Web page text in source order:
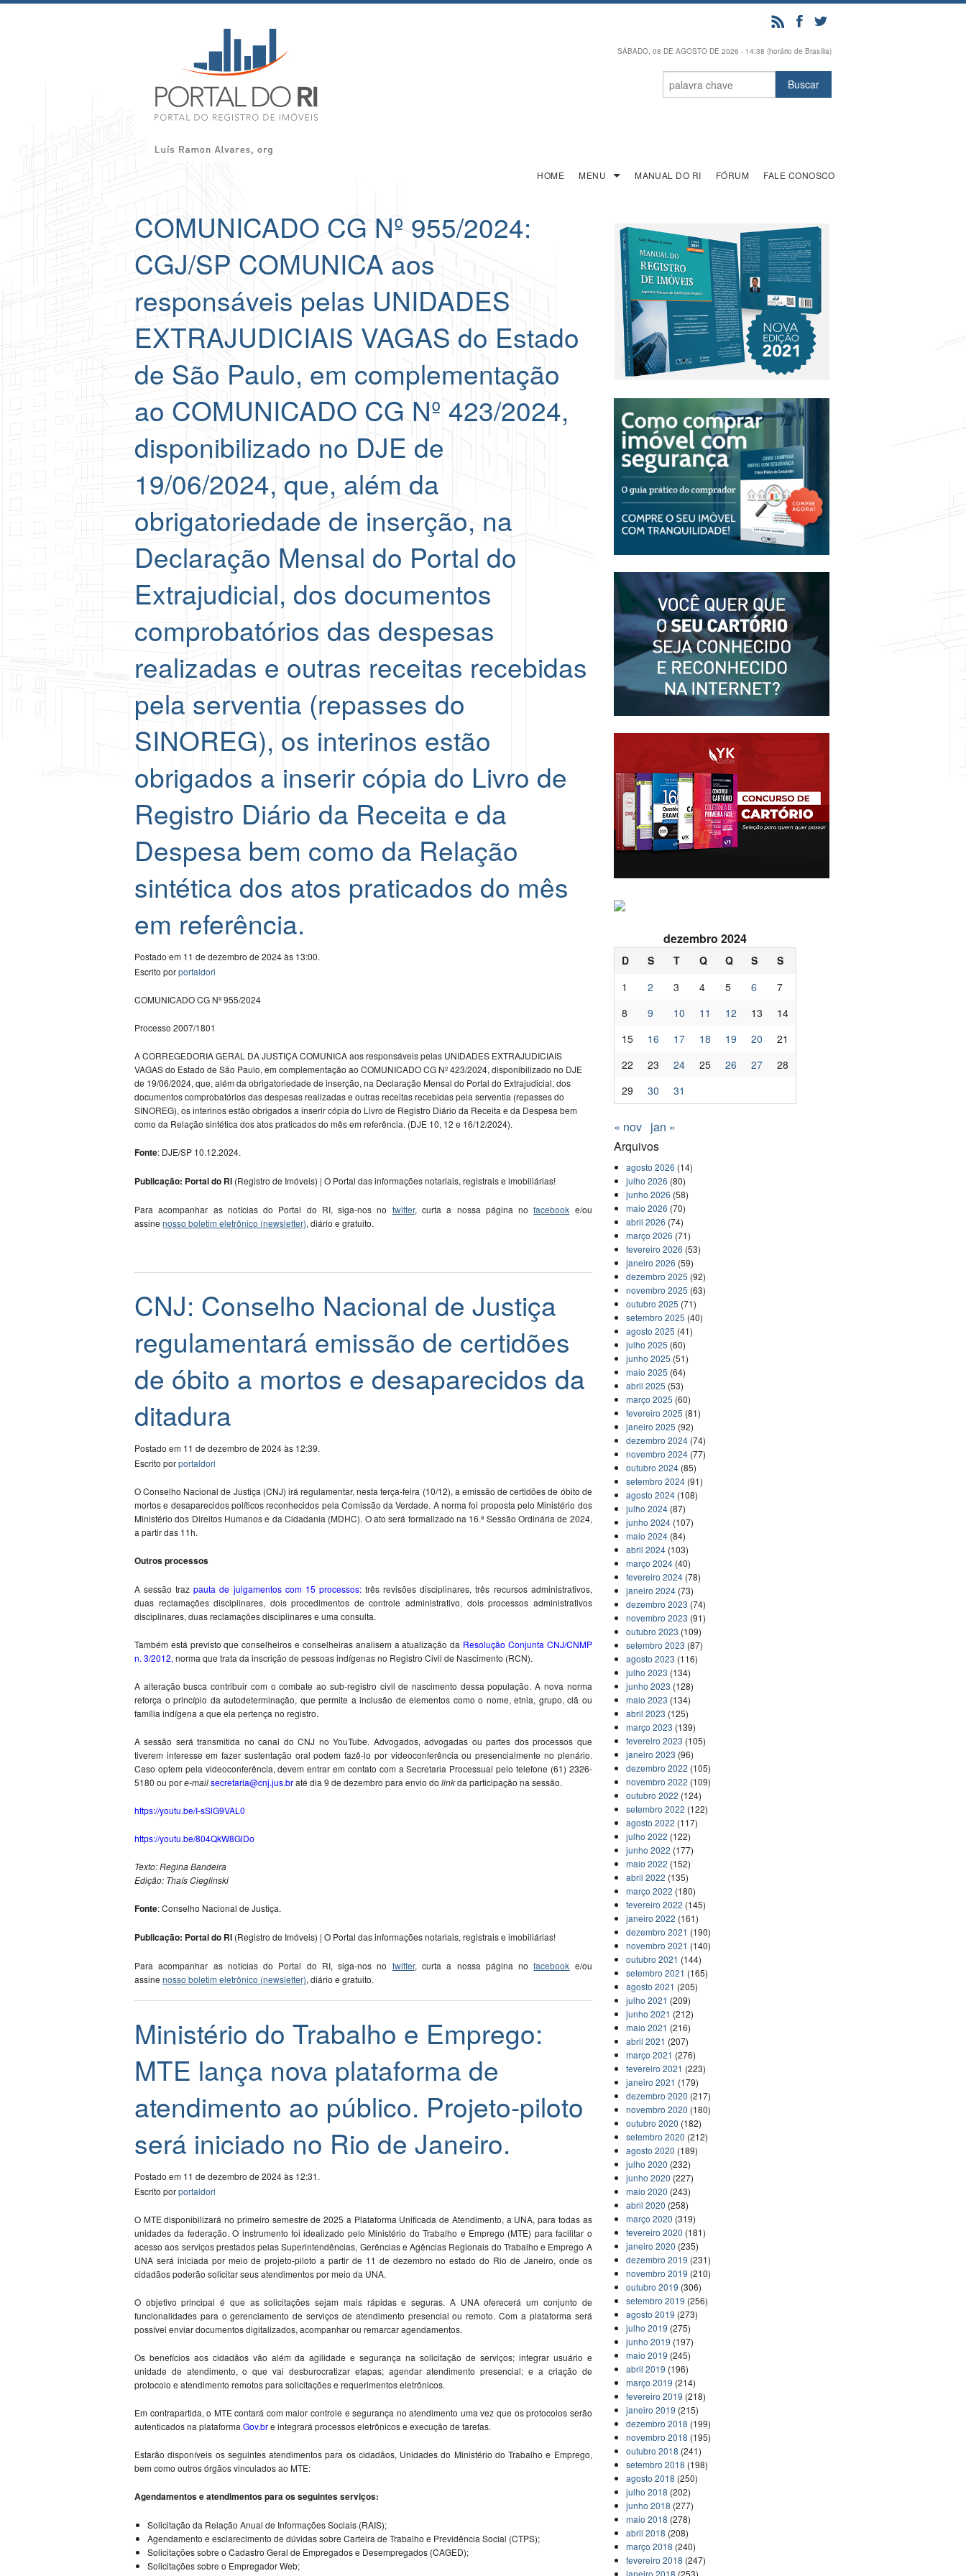
SÁBADO, 08 DE AGOSTO DE 2026 - 14:38 (horário de Brasília)
HOME MENU MANUAL DO RI FÓRUM FALE CONOSCO
COMUNICADO CG Nº 955/2024:
CGJ/SP COMUNICA aos
responsáveis pelas UNIDADES
EXTRAJUDICIAIS VAGAS do Estado
de São Paulo, em complementação
ao COMUNICADO CG Nº 423/2024,
disponibilizado no DJE de
19/06/2024, que, além da
obrigatoriedade de inserção, na
Declaração Mensal do Portal do
Extrajudicial, dos documentos
comprobatórios das despesas
realizadas e outras receitas recebidas
pela serventia (repasses do
SINOREG), os interinos estão
obrigados a inserir cópia do Livro de
Registro Diário da Receita e da
Despesa bem como da Relação
sintética dos atos praticados do mês
em referência.
Postado em 11 de dezembro de 2024 às 13:00.
Escrito porportaldori
COMUNICADO CG Nº 955/2024
Processo 2007/1801
A CORREGEDORIA GERAL DA JUSTIÇA COMUNICA aos responsáveis pelas UNIDADES EXTRAJUDICIAIS
VAGAS do Estado de São Paulo, em complementação ao COMUNICADO CG Nº 423/2024, disponibilizado no DJE
de 19/06/2024, que, além da obrigatoriedade de inserção, na Declaração Mensal do Portal do Extrajudicial, dos
documentos comprobatórios das despesas realizadas e outras receitas recebidas pela serventia (repasses do
SINOREG), os interinos estão obrigados a inserir cópia do Livro de Registro Diário da Receita e da Despesa bem
como da Relação sintética dos atos praticados do mês em referência. (DJE 10, 12 e 16/12/2024).
Fonte: DJE/SP 10.12.2024.
Publicação: Portal do RI (Registro de Imóveis) | O Portal das informações notariais, registrais e imobiliárias!
Para acompanhar as notícias do Portal do RI, siga-nos no twitter, curta a nossa página nofacebook e/ou
assine nosso boletim eletrônico (newsletter), diário e gratuito.
CNJ: Conselho Nacional de Justiça
regulamentará emissão de certidões
de óbito a mortos e desaparecidos da
ditadura
Postado em 11 de dezembro de 2024 às 12:39.
Escrito porportaldori
O Conselho Nacional de Justiça (CNJ) irá regulamentar, nesta terça-feira (10/12), a emissão de certidões de óbito de
mortos e desaparecidos políticos reconhecidos pela Comissão da Verdade. A norma foi proposta pelo Ministério dos
Ministério dos Direitos Humanos e da Cidadania (MDHC). O ato será formalizado na 16.ª Sessão Ordinária de 2024,
a partir das 11h.
Outros processos
A sessão trazpauta de julgamentos com 15 processos:três revisões disciplinares, três recursos administrativos,
duas reclamações disciplinares, dois procedimentos de controle administrativo, dois processos administrativos
disciplinares, duas reclamações disciplinares e uma consulta.
Também está previsto que conselheiros e conselheiras analisem a atualização da Resolução Conjunta CNJ/CNMP
n. 3/2012, norma que trata da inscrição de pessoas indígenas no Registro Civil de Nascimento (RCN).
A alteração busca contribuir com o combate ao sub-registro civil de nascimento dessa população. A nova norma
reforça o princípio da autodeterminação, que permite a inclusão de elementos como o nome, etnia, grupo, clã ou
família indígena a que ela pertença no registro.
A sessão será transmitida no canal do CNJ no YouTube. Advogados, advogadas ou partes dos processos que
tiverem interesse em fazer sustentação oral podem fazê-lo por videoconferência ou presencialmente no plenário.
Caso optem pela videoconferência, devem entrar em contato com a Secretaria Processual pelo telefone (61) 2326-
5180 ou pore-mailsecretaria@cnj.jus.braté dia 9 de dezembro para envio do linkda participação na sessão.
https://youtu.be/I-sSlG9VAL0
https://youtu.be/804QkW8GlDo
Texto: Regina Bandeira
Edição: Thaís Cieglinski
Fonte: Conselho Nacional de Justiça.
Publicação: Portal do RI (Registro de Imóveis) | O Portal das informações notariais, registrais e imobiliárias!
Para acompanhar as notícias do Portal do RI, siga-nos no twitter, curta a nossa página nofacebook e/ou
assine nosso boletim eletrônico (newsletter), diário e gratuito.
Ministério do Trabalho e Emprego:
MTE lança nova plataforma de
atendimento ao público. Projeto-piloto
será iniciado no Rio de Janeiro.
Postado em 11 de dezembro de 2024 às 12:31.
Escrito porportaldori
O MTE disponibilizará no primeiro semestre de 2025 a Plataforma Unificada de Atendimento, a UNA, para todas as
unidades da federação. O instrumento foi idealizado pelo Ministério do Trabalho e Emprego (MTE) para facilitar o
acesso aos serviços prestados pelas Superintendências, Gerências e Agências Regionais do Trabalho e Emprego A
UNA será iniciada por meio de projeto-piloto a partir de 11 de dezembro no estado do Rio de Janeiro, onde os
cidadãos poderão solicitar seus atendimentos por meio da UNA.
O objetivo principal é que as solicitações sejam mais rápidas e seguras. A UNA oferecerá um conjunto de
funcionalidades para o gerenciamento de serviços de atendimento presencial ou remoto. Com a plataforma será
possível enviar documentos digitalizados, acompanhar ou remarcar agendamentos.
Os benefícios aos cidadãos vão além da agilidade e segurança na solicitação de serviços; integrar usuário e
unidade de atendimento, o que vai desburocratizar etapas; agendar atendimento presencial; e a criação de
protocolo e atendimento remotos para solicitações e requerimentos eletrônicos.
Em contrapartida, o MTE contará com maior controle e segurança no atendimento uma vez que os protocolos serão
autenticados na plataforma Gov.bre integrará processos eletrônicos e execução de tarefas.
Estarão disponíveis os seguintes atendimentos para os cidadãos, Unidades do Ministério do Trabalho e Emprego,
bem como outros órgãos vinculados ao MTE:
Agendamentos e atendimentos para os seguintes serviços:
Solicitação da Relação Anual de Informações Sociais (RAIS);
Agendamento e esclarecimento de dúvidas sobre Carteira de Trabalho e Previdência Social (CTPS);
Solicitações sobre o Cadastro Geral de Empregados e Desempregados (CAGED);
Solicitações sobre o Empregador Web;
dezembro 2024
D S T Q Q S
S
1
2 3 4 5 6
7
8
9 10 11 12 13
14
15
16 17 18 19 20
21
22
23 24 25 26 27
28
29
30 31
« nov jan »
Arquivos
agosto 2026 (14)
julho 2026 (80)
junho 2026 (58)
maio 2026 (70)
abril 2026 (74)
março 2026 (71)
fevereiro 2026 (53)
janeiro 2026 (59)
dezembro 2025 (92)
novembro 2025 (63)
outubro 2025 (71)
setembro 2025 (40)
agosto 2025 (41)
julho 2025 (60)
junho 2025 (51)
maio 2025 (64)
abril 2025 (53)
março 2025 (60)
fevereiro 2025 (81)
janeiro 2025 (92)
dezembro 2024 (74)
novembro 2024 (77)
outubro 2024 (85)
setembro 2024 (91)
agosto 2024 (108)
julho 2024 (87)
junho 2024 (107)
maio 2024 (84)
abril 2024 (103)
março 2024 (40)
fevereiro 2024 (78)
janeiro 2024 (73)
dezembro 2023 (74)
novembro 2023 (91)
outubro 2023 (109)
setembro 2023 (87)
agosto 2023 (116)
julho 2023 (134)
junho 2023 (128)
maio 2023 (134)
abril 2023 (125)
março 2023 (139)
fevereiro 2023 (105)
janeiro 2023 (96)
dezembro 2022 (105)
novembro 2022 (109)
outubro 2022 (124)
setembro 2022 (122)
agosto 2022 (117)
julho 2022 (122)
junho 2022 (177)
maio 2022 (152)
abril 2022 (135)
março 2022 (180)
fevereiro 2022 (145)
janeiro 2022 (161)
dezembro 2021 (190)
novembro 2021 (140)
outubro 2021 (144)
setembro 2021 (165)
agosto 2021 (205)
julho 2021 (209)
junho 2021 (212)
maio 2021 (216)
abril 2021 (207)
março 2021 (276)
fevereiro 2021 (223)
janeiro 2021 (179)
dezembro 2020 (217)
novembro 2020 (180)
outubro 2020 (182)
setembro 2020 (212)
agosto 2020 (189)
julho 2020 (232)
junho 2020 (227)
maio 2020 (243)
abril 2020 (258)
março 2020 (319)
fevereiro 2020 (181)
janeiro 2020 (235)
dezembro 2019 (231)
novembro 2019 (210)
outubro 2019 (306)
setembro 2019 (256)
agosto 2019 (273)
julho 2019 (275)
junho 2019 (197)
maio 2019 (245)
abril 2019 (196)
março 2019 (214)
fevereiro 2019 (218)
janeiro 2019 (215)
dezembro 2018 (199)
novembro 2018 (195)
outubro 2018 (241)
setembro 2018 (198)
agosto 2018 (250)
julho 2018 (202)
junho 2018 (277)
maio 2018 (278)
abril 2018 (208)
março 2018 (240)
fevereiro 2018 (247)
janeiro 2018 (253)